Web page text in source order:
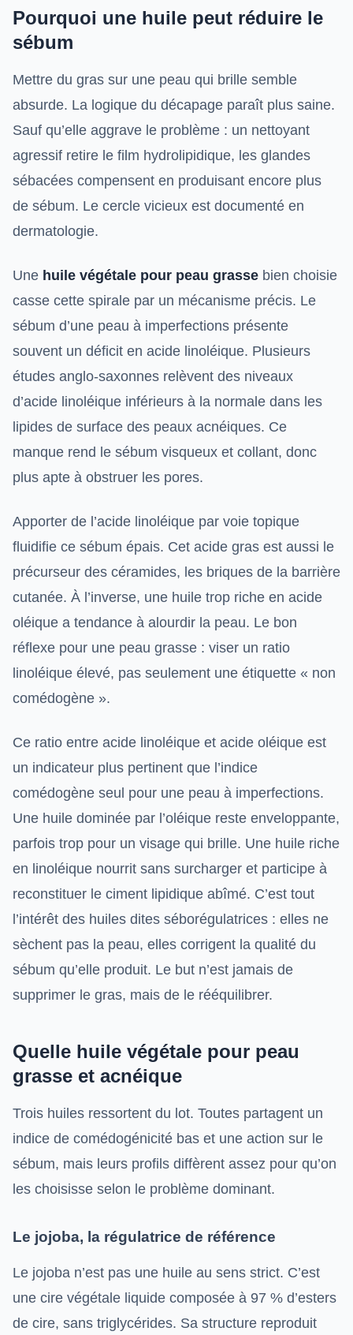
Pourquoi une huile peut réduire le
sébum
Mettre du gras sur une peau qui brille semble
absurde. La logique du décapage paraît plus saine.
Sauf qu’elle aggrave le problème : un nettoyant
agressif retire le film hydrolipidique, les glandes
sébacées compensent en produisant encore plus
de sébum. Le cercle vicieux est documenté en
dermatologie.
Une huile végétale pour peau grasse bien choisie
casse cette spirale par un mécanisme précis. Le
sébum d’une peau à imperfections présente
souvent un déficit en acide linoléique. Plusieurs
études anglo-saxonnes relèvent des niveaux
d’acide linoléique inférieurs à la normale dans les
lipides de surface des peaux acnéiques. Ce
manque rend le sébum visqueux et collant, donc
plus apte à obstruer les pores.
Apporter de l’acide linoléique par voie topique
fluidifie ce sébum épais. Cet acide gras est aussi le
précurseur des céramides, les briques de la barrière
cutanée. À l’inverse, une huile trop riche en acide
oléique a tendance à alourdir la peau. Le bon
réflexe pour une peau grasse : viser un ratio
linoléique élevé, pas seulement une étiquette « non
comédogène ».
Ce ratio entre acide linoléique et acide oléique est
un indicateur plus pertinent que l’indice
comédogène seul pour une peau à imperfections.
Une huile dominée par l’oléique reste enveloppante,
parfois trop pour un visage qui brille. Une huile riche
en linoléique nourrit sans surcharger et participe à
reconstituer le ciment lipidique abîmé. C’est tout
l’intérêt des huiles dites séborégulatrices : elles ne
sèchent pas la peau, elles corrigent la qualité du
sébum qu’elle produit. Le but n’est jamais de
supprimer le gras, mais de le rééquilibrer.
Quelle huile végétale pour peau
grasse et acnéique
Trois huiles ressortent du lot. Toutes partagent un
indice de comédogénicité bas et une action sur le
sébum, mais leurs profils diffèrent assez pour qu’on
les choisisse selon le problème dominant.
Le jojoba, la régulatrice de référence
Le jojoba n’est pas une huile au sens strict. C’est
une cire végétale liquide composée à 97 % d’esters
de cire, sans triglycérides. Sa structure reproduit